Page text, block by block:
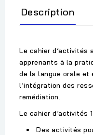
Description
Le cahier d’activités
apprenants à la
de la langue orale et
l’intégration des
remédiation.
Le cahier d’activités
Des activités